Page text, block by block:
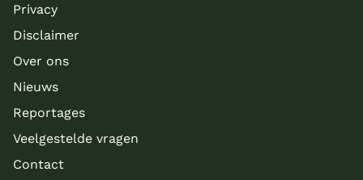
Privacy
Disclaimer
Over ons
Nieuws
Reportages
Veelgestelde vragen
Contact